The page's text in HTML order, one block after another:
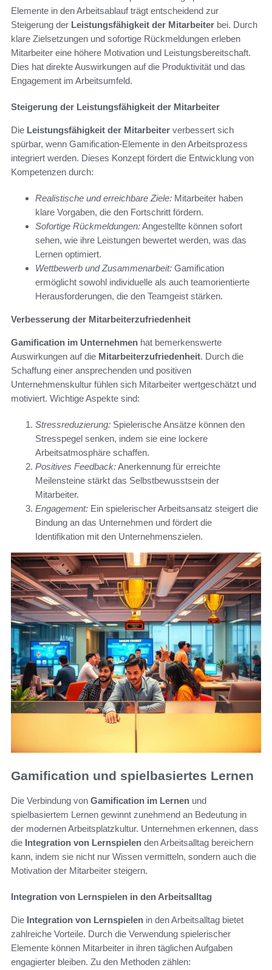
Elemente in den Arbeitsablauf trägt entscheidend zur
Steigerung der Leistungsfähigkeit der Mitarbeiter bei. Durch
klare Zielsetzungen und sofortige Rückmeldungen erleben
Mitarbeiter eine höhere Motivation und Leistungsbereitschaft.
Dies hat direkte Auswirkungen auf die Produktivität und das
Engagement im Arbeitsumfeld.
Steigerung der Leistungsfähigkeit der Mitarbeiter
Die Leistungsfähigkeit der Mitarbeiter verbessert sich
spürbar, wenn Gamification-Elemente in den Arbeitsprozess
integriert werden. Dieses Konzept fördert die Entwicklung von
Kompetenzen durch:
Realistische und erreichbare Ziele: Mitarbeiter haben
klare Vorgaben, die den Fortschritt fördern.
Sofortige Rückmeldungen:Angestellte können sofort
sehen, wie ihre Leistungen bewertet werden, was das
Lernen optimiert.
Wettbewerb und Zusammenarbeit: Gamification
ermöglicht sowohl individuelle als auch teamorientierte
Herausforderungen, die den Teamgeist stärken.
Verbesserung der Mitarbeiterzufriedenheit
Gamification im Unternehmen hat bemerkenswerte
Auswirkungen auf die Mitarbeiterzufriedenheit. Durch die
Schaffung einer ansprechenden und positiven
Unternehmenskultur fühlen sich Mitarbeiter wertgeschätzt und
motiviert. Wichtige Aspekte sind:
Stressreduzierung: Spielerische Ansätze können den
Stresspegel senken, indem sie eine lockere
Arbeitsatmosphäre schaffen.
Positives Feedback:Anerkennung für erreichte
Meilensteine stärkt das Selbstbewusstsein der
Mitarbeiter.
Engagement: Ein spielerischer Arbeitsansatz steigert die
Bindung an das Unternehmen und fördert die
Identifikation mit den Unternehmenszielen.
Gamification und spielbasiertes Lernen
Die Verbindung von Gamification im Lernen und
spielbasiertem Lernen gewinnt zunehmend an Bedeutung in
der modernen Arbeitsplatzkultur. Unternehmen erkennen, dass
die Integration von Lernspielen den Arbeitsalltag bereichern
kann, indem sie nicht nur Wissen vermitteln, sondern auch die
Motivation der Mitarbeiter steigern.
Integration von Lernspielen in den Arbeitsalltag
Die Integration von Lernspielen in den Arbeitsalltag bietet
zahlreiche Vorteile. Durch die Verwendung spielerischer
Elemente können Mitarbeiter in ihren täglichen Aufgaben
engagierter bleiben. Zu den Methoden zählen: